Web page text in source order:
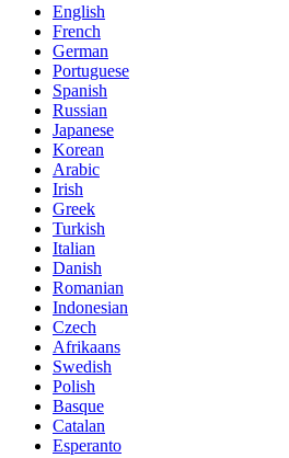
English
French
German
Portuguese
Spanish
Russian
Japanese
Korean
Arabic
Irish
Greek
Turkish
Italian
Danish
Romanian
Indonesian
Czech
Afrikaans
Swedish
Polish
Basque
Catalan
Esperanto